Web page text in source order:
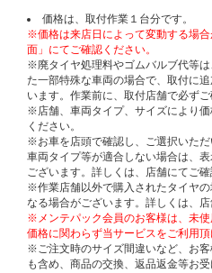
価格は、取付作業１台分です。
※価格は来店日によって変動する場
面」にてご確認ください。
※廃タイヤ処理料やゴムバルブ代等
た一部特殊な車両の場合で、取付に
います。作業前に、取付店舗で必ずご
※店舗、車両タイプ、サイズにより
ください。
※お車を店頭で確認し、ご選択いただ
車両タイプ等が適合しない場合は、
ございます。詳しくは、店舗にてご確
※作業店舗以外で購入されたタイヤ
なる場合がございます。詳しくは、店
※メンテパック会員のお客様は、未
価格に関わらず当サービスをご利用頂
※ご注文時のサイズ間違いなど、お
も含め、商品の交換、返品返金等お